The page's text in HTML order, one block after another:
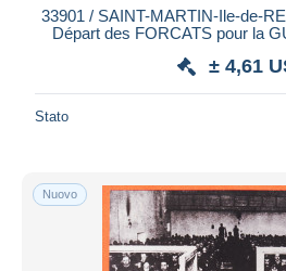
Maestro
Residenza del venditore
33901 / SAINT-MARTIN-Ile-de-
Départ des FORCATS pour la
± 4,61
Stato
Nuovo